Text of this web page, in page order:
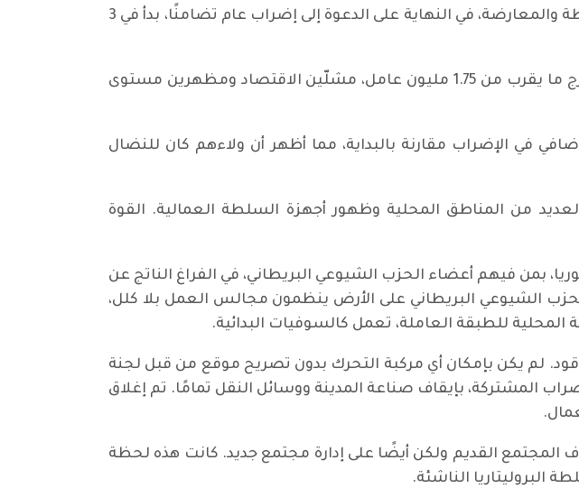
وأُجبر المجلس العام للاتحاد النقابي العام، تحت ضغط هائل من الكوادر النشطة والمعارضة، في النهاية على الدعوة إلى إضراب عام تضامنًا، بدأ في 3
كان رد فعل الطبقة العاملة رائعًا بكل ما للكلمة من معنى. في اليوم الأول، خرج ما يقرب من 1.75 مليون عامل، مشلّين الاقتصاد ومظهرين مستوى
اتحاد النقابات العمالية، كان هناك 100,000 عامل إضافي في الإضراب مقارنة بالبداية، مما أظهر أن ولاءهم كان للنضال
من المناطق المحلية وظهور أجهزة السلطة العمالية. القوة
بمن فيهم أعضاء الحزب الشيوعي البريطاني، في الفراغ الناتج عن
الشيوعي البريطاني على الأرض ينظمون مجالس العمل بلا كلل،
للطبقة العاملة، تعمل كالسوفيات البدائية.
لم يكن بإمكان أي مركبة التحرك بدون تصريح موقع من قبل لجنة
المشتركة، بإيقاف صناعة المدينة ووسائل النقل تمامًا. تم إغلاق
المجتمع القديم ولكن أيضًا على إدارة مجتمع جديد. كانت هذه لحظة
الناشئة.